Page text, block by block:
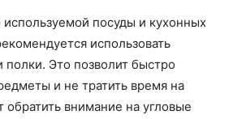
посуды и кухонных
использовать
Это позволит быстро
и не тратить время на
обратить внимание на угловые